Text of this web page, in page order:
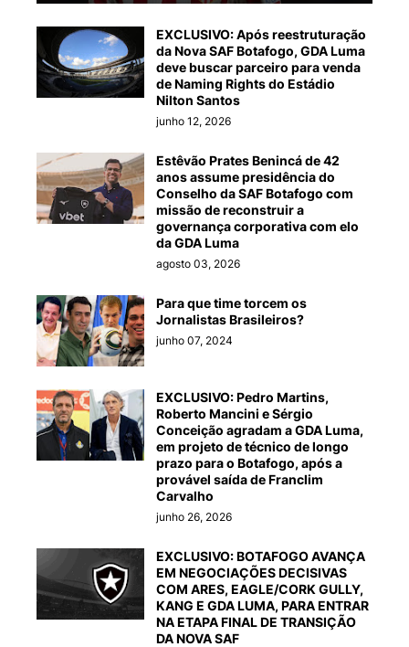
EXCLUSIVO: Após reestruturação
da Nova SAF Botafogo, GDA Luma
deve buscar parceiro para venda
de Naming Rights do Estádio
Nilton Santos
junho 12, 2026
Estêvão Prates Benincá de 42
anos assume presidência do
Conselho da SAF Botafogo com
missão de reconstruir a
governança corporativa com elo
da GDA Luma
agosto 03, 2026
Para que time torcem os
Jornalistas Brasileiros?
junho 07, 2024
EXCLUSIVO: Pedro Martins,
Roberto Mancini e Sérgio
Conceição agradam a GDA Luma,
em projeto de técnico de longo
prazo para o Botafogo, após a
provável saída de Franclim
Carvalho
junho 26, 2026
EXCLUSIVO: BOTAFOGO AVANÇA
EM NEGOCIAÇÕES DECISIVAS
COM ARES, EAGLE/CORK GULLY,
KANG E GDA LUMA, PARA ENTRAR
NA ETAPA FINAL DE TRANSIÇÃO
DA NOVA SAF